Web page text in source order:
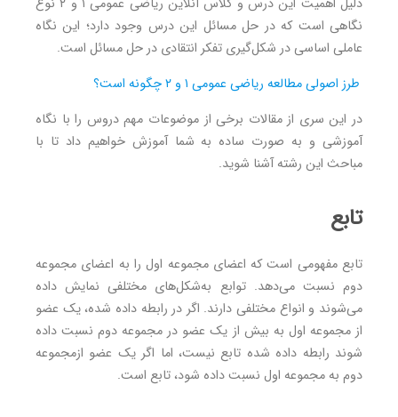
دلیل اهمیت این درس و کلاس آنلاین ریاضی عمومی ۱ و ۲ نوع
نگاهی است که در حل مسائل این درس وجود دارد؛ این نگاه
عاملی اساسی در شکل‌گیری تفکر انتقادی در حل مسائل است.
طرز اصولی مطالعه ریاضی عمومی ۱ و ۲ چگونه است؟
در این سری از مقالات برخی از موضوعات مهم دروس را با نگاه
آموزشی و به صورت ساده به شما آموزش خواهیم داد تا با
مباحث این رشته آشنا شوید.
تابع
تابع مفهومی است که اعضای مجموعه اول را به اعضای مجموعه
دوم نسبت می‌دهد. توابع به‌شکل‌های مختلفی نمایش داده
می‌شوند و انواع مختلفی دارند. اگر در رابطه داده شده، یک عضو
از مجموعه اول به بیش از یک عضو در مجموعه دوم نسبت داده
شوند رابطه داده شده تابع نیست، اما اگر یک عضو ازمجموعه
دوم به مجموعه اول نسبت داده شود، تابع است.